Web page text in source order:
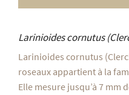
Larinioides cornutus
Larinioides cornutus
roseaux appartient à la
Elle mesure jusqu’à 7 mm